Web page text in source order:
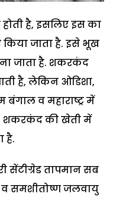
है, इसलिए इस का
किया जाता है. इसे भूख
जाता है. शकरकंद
है, लेकिन ओडिशा,
बंगाल व महाराष्ट्र में
शकरकंद की खेती में
है.
सेंटीग्रेड तापमान सब
व समशीतोष्ण जलवायु